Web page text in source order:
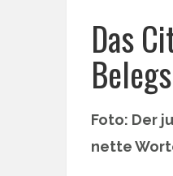
Das
Foto: Der
nette